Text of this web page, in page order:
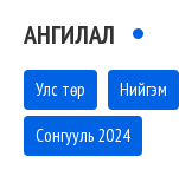
АНГИЛАЛ
Улс төр Нийгэм
Сонгууль 2024